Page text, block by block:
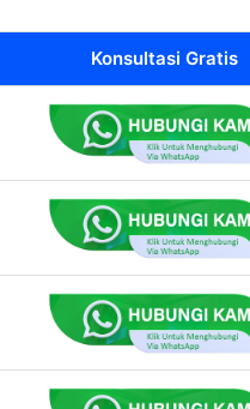
Konsultasi Gratis